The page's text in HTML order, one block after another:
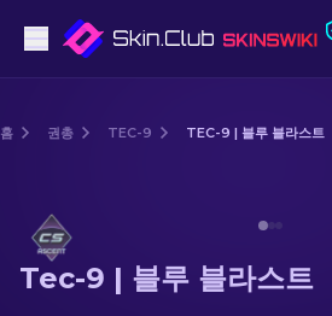
저격소총
홈 권총 TEC-9 TEC-9 | 블루 블라스트
Tec-9 | 블루 블라스트